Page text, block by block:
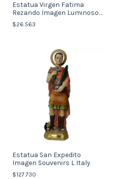
Estatua Virgen Fatima
Rezando Imagen Luminoso
Souvenir Italy
$26.563
Estatua San Expedito
Imagen Souvenirs L Italy
$127.730